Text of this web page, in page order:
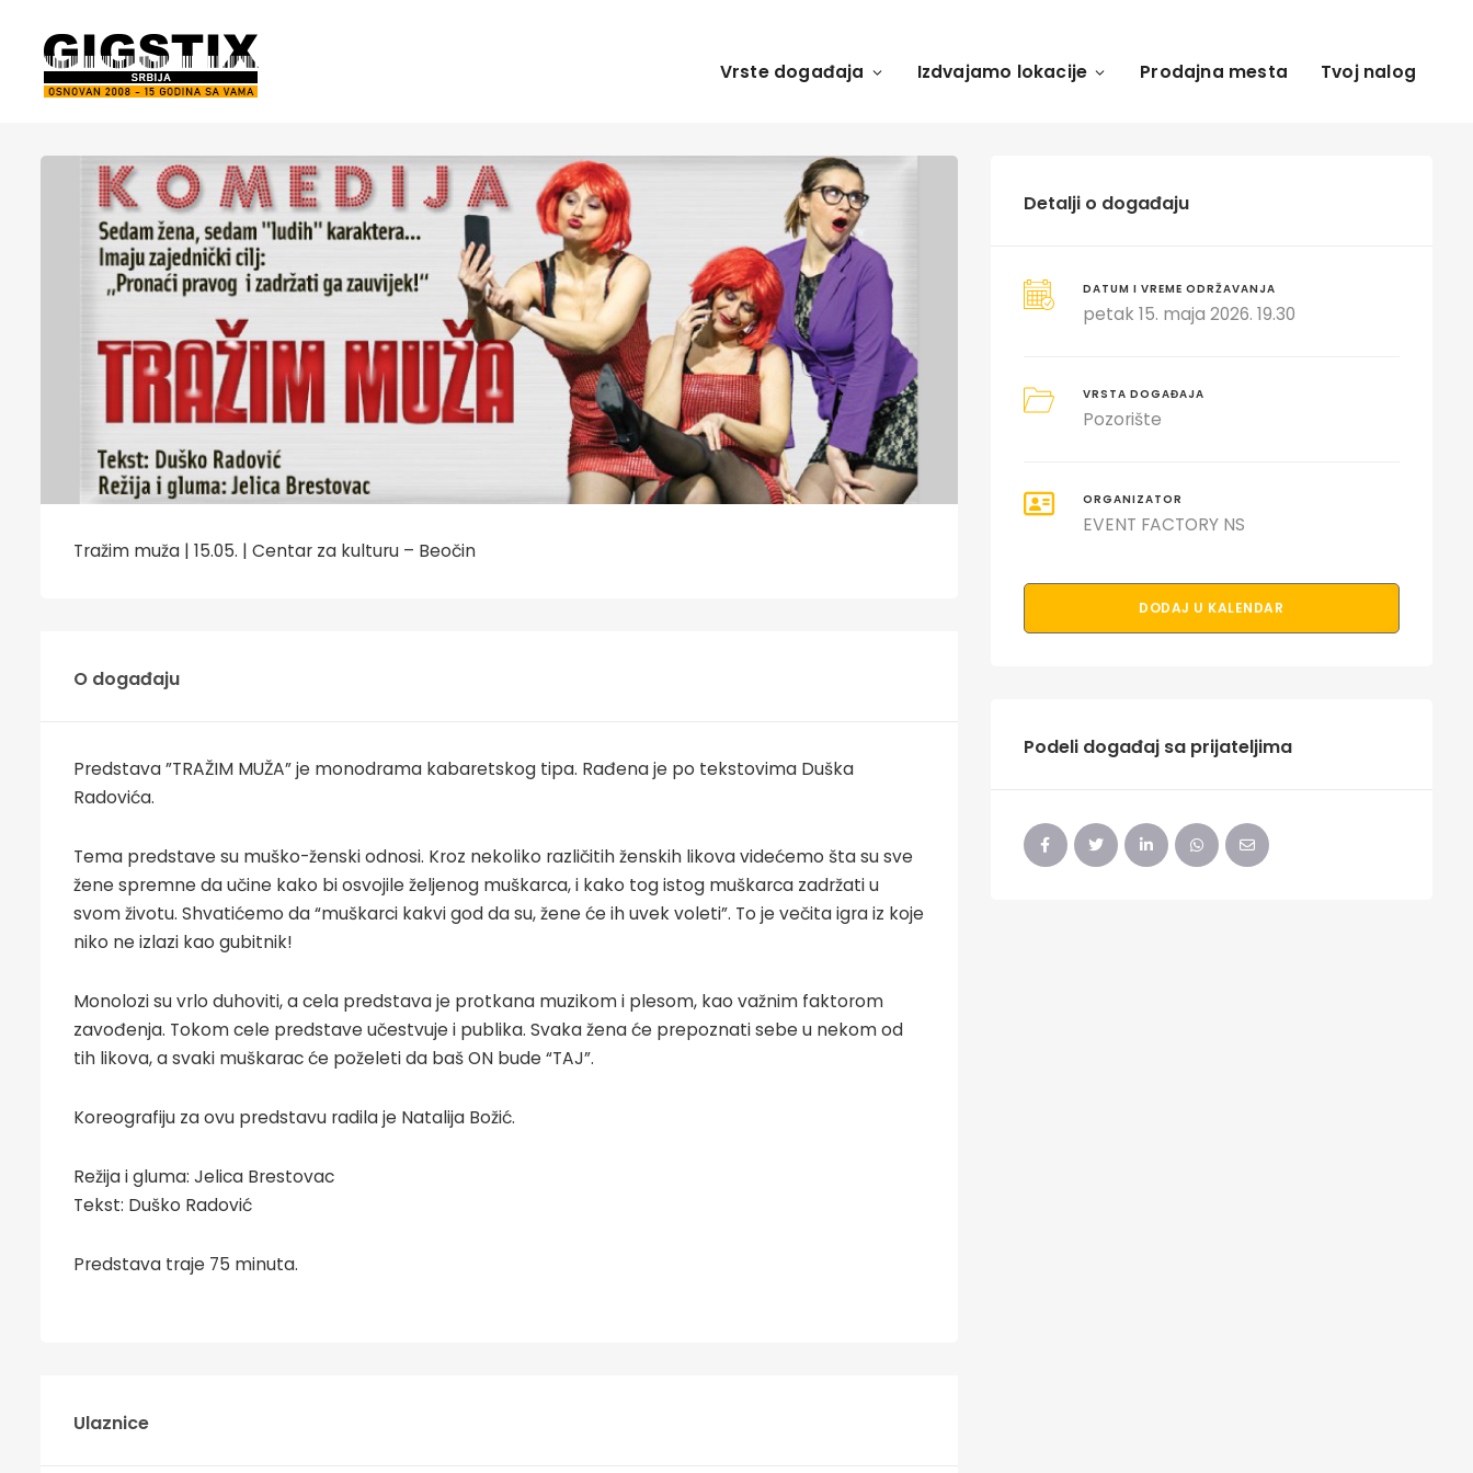
Vrste događaja Izdvajamo lokacije Prodajna mesta Tvoj nalog
Tražim muža | 15.05. | Centar za kulturu – Beočin
O događaju
Predstava ”TRAŽIM MUŽA” je monodrama kabaretskog tipa. Rađena je po tekstovima Duška
Radovića.
Tema predstave su muško-ženski odnosi. Kroz nekoliko različitih ženskih likova videćemo šta su sve
žene spremne da učine kako bi osvojile željenog muškarca, i kako tog istog muškarca zadržati u
svom životu. Shvatićemo da “muškarci kakvi god da su, žene će ih uvek voleti”. To je večita igra iz koje
niko ne izlazi kao gubitnik!
Monolozi su vrlo duhoviti, a cela predstava je protkana muzikom i plesom, kao važnim faktorom
zavođenja. Tokom cele predstave učestvuje i publika. Svaka žena će prepoznati sebe u nekom od
tih likova, a svaki muškarac će poželeti da baš ON bude “TAJ”.
Koreografiju za ovu predstavu radila je Natalija Božić.
Režija i gluma: Jelica Brestovac
Tekst: Duško Radović
Predstava traje 75 minuta.
Ulaznice
Detalji o događaju
DATUM I VREME ODRŽAVANJA
petak 15. maja 2026. 19.30
VRSTA DOGAĐAJA
Pozorište
ORGANIZATOR
EVENT FACTORY NS
DODAJ U KALENDAR
Podeli događaj sa prijateljima